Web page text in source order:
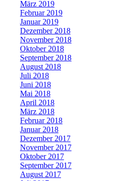
März 2019
Februar 2019
Januar 2019
Dezember 2018
November 2018
Oktober 2018
September 2018
August 2018
Juli 2018
Juni 2018
Mai 2018
April 2018
März 2018
Februar 2018
Januar 2018
Dezember 2017
November 2017
Oktober 2017
September 2017
August 2017